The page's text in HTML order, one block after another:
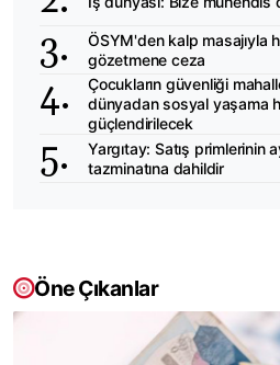
ÖSYM'den kalp masajıyla
gözetmene ceza
Çocukların güvenliği
dünyadan sosyal yaşama
güçlendirilecek
Yargıtay: Satış primlerinin
tazminatına dahildir
Öne Çıkanlar